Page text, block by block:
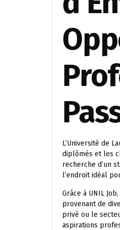
L’Université de
diplômés et les
recherche d’un
l’endroit idéal
Grâce à UNIL
provenant de
privé ou le
aspirations